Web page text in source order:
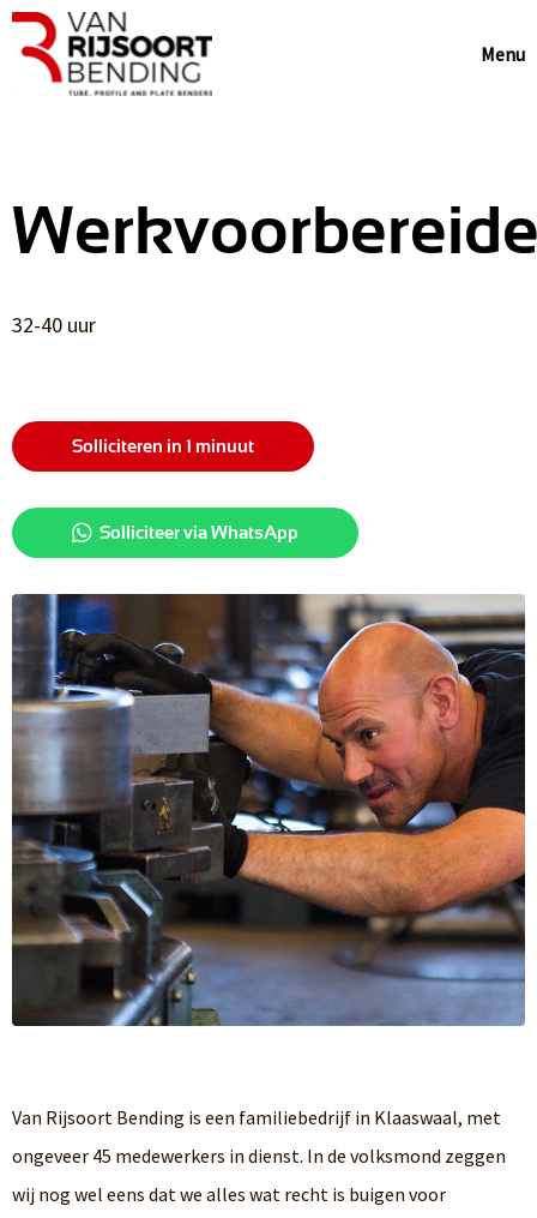
Menu
32-40 uur
Solliciteren in 1 minuut
Solliciteer via WhatsApp
Van Rijsoort Bending is een familiebedrijf in Klaaswaal, met
ongeveer 45 medewerkers in dienst. In de volksmond zeggen
wij nog wel eens dat we alles wat recht is buigen voor